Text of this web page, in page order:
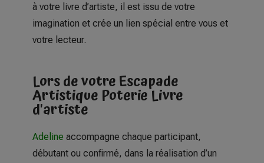
à votre livre d’artiste, il est issu de votre
imagination et crée un lien spécial entre vous et
votre lecteur.
Lors de votre Escapade
Artistique Poterie Livre
d'artiste
Adeline accompagne chaque participant,
débutant ou confirmé, dans la réalisation d’un